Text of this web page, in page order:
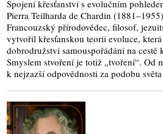
Spojení křesťanství s evolučním
Pierra Teilharda de Chardin
Francouzský přírodovědec, filosof,
vytvořil křesťanskou teorii evoluce,
dobrodružství samouspořádání na cestě
Smyslem stvoření je totiž „tvoření“. Od
k nejzazší odpovědnosti za podobu